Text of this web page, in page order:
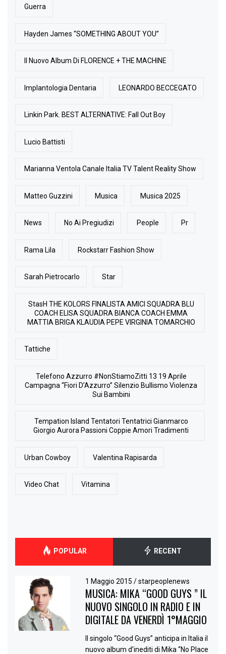
Guerra
Hayden James “SOMETHING ABOUT YOU”
Il Nuovo Album Di FLORENCE + THE MACHINE
Implantologia Dentaria LEONARDO BECCEGATO
Linkin Park. BEST ALTERNATIVE: Fall Out Boy
Lucio Battisti
Marianna Ventola Canale Italia TV Talent Reality Show
Matteo Guzzini Musica Musica 2025
News No Ai Pregiudizi People Pr
Rama Lila Rockstarr Fashion Show
Sarah Pietrocarlo Star
StasH THE KOLORS FINALISTA AMICI SQUADRA BLU
COACH ELISA SQUADRA BIANCA COACH EMMA
MATTIA BRIGA KLAUDIA PEPE VIRGINIA TOMARCHIO
Tattiche
Telefono Azzurro #NonStiamoZitti 13 19 Aprile
Campagna “Fiori D’Azzurro” Silenzio Bullismo Violenza
Sui Bambini
Tempation Island Tentatori Tentatrici Gianmarco
Giorgio Aurora Passioni Coppie Amori Tradimenti
Urban Cowboy Valentina Rapisarda
Video Chat Vitamina
POPULAR RECENT
1 Maggio 2015/ starpeoplenews
MUSICA: MIKA “GOOD GUYS ” IL
NUOVO SINGOLO IN RADIO E IN
DIGITALE DA VENERDÌ 1°MAGGIO
Il singolo “Good Guys” anticipa in Italia il
nuovo album d’inediti di Mika “No Place